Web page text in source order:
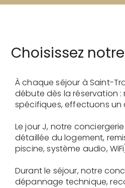
Choisissez
À chaque séjour à Saint-
débute dès la réservation
spécifiques, effectuons
Le jour J, notre
détaillée du logement,
piscine, système audio,
Durant le séjour, notre
dépannage technique,